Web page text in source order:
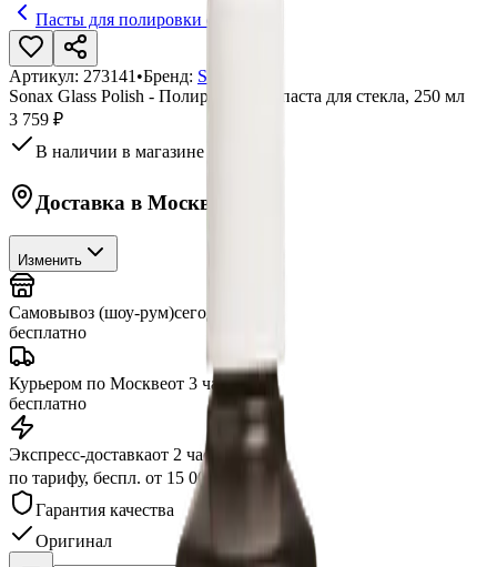
Пасты для полировки стекол
Артикул: 273141 •Бренд: Sonax
Sonax Glass Polish - Полировальная паста для стекла, 250 мл
3 759 ₽
В наличии в магазине
Доставка в Москву
Изменить
Самовывоз (шоу-рум)сегодня
бесплатно
Курьером по Москвеот 3 часов
бесплатно
Экспресс-доставкаот 2 часов
по тарифу, беспл. от 15 000 ₽
Гарантия качества
Оригинал